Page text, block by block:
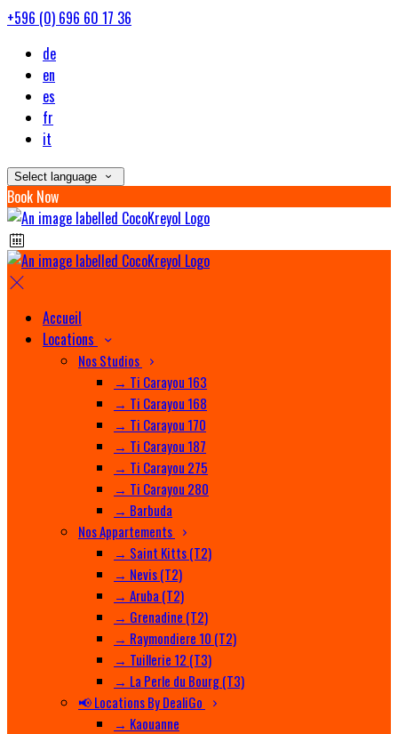
+596 (0) 696 60 17 36
de
en
es
fr
it
Select language
Book Now
Accueil
Locations
Nos Studios
→ Ti Carayou 163
→ Ti Carayou 168
→ Ti Carayou 170
→ Ti Carayou 187
→ Ti Carayou 275
→ Ti Carayou 280
→ Barbuda
Nos Appartements
→ Saint Kitts (T2)
→ Nevis (T2)
→ Aruba (T2)
→ Grenadine (T2)
→ Raymondiere 10 (T2)
→ Tuillerie 12 (T3)
→ La Perle du Bourg (T3)
📢 Locations By DealiGo
→ Kaouanne